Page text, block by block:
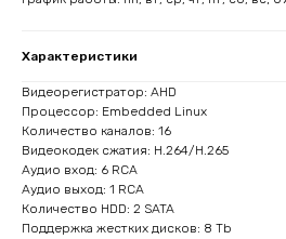
Характеристики
Видеорегистратор: AHD
Процессор: Embedded Linux
Количество каналов: 16
Видеокодек сжатия: H.264/H.265
Аудио вход: 6 RCA
Аудио выход: 1 RCA
Количество HDD: 2 SATA
Поддержка жестких дисков: 8 Tb